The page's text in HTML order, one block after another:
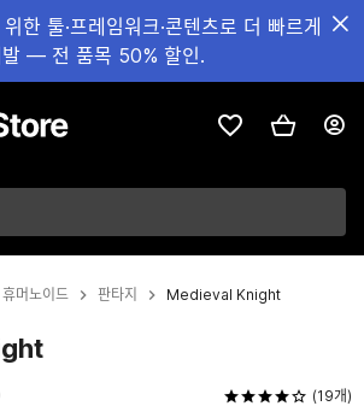
한 툴·프레임워크·콘텐츠로 더 빠르게
발 — 전 품목 50% 할인.
휴머노이드 판타지 Medieval Knight
(19개)